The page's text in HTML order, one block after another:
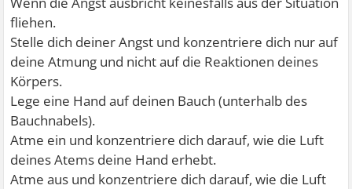
fliehen.
Stelle dich deiner Angst und konzentriere dich nur auf
deine Atmung und nicht auf die Reaktionen deines
Körpers.
Lege eine Hand auf deinen Bauch (unterhalb des
Bauchnabels).
Atme ein und konzentriere dich darauf, wie die Luft
deines Atems deine Hand erhebt.
Atme aus und konzentriere dich darauf, wie die Luft